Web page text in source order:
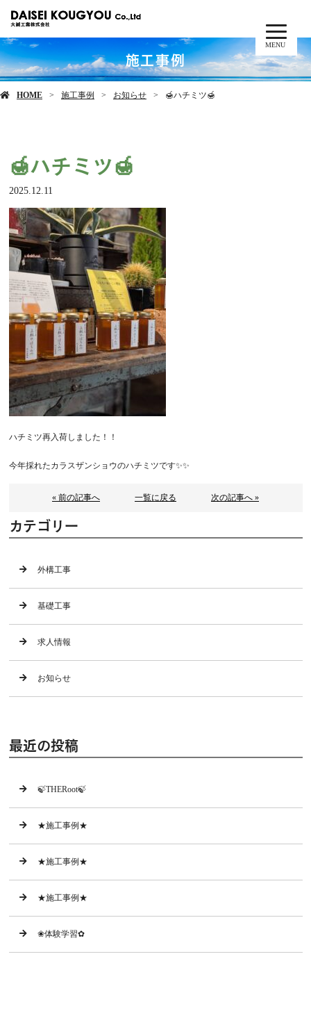
MENU
施工事例
HOME 施工事例 お知らせ 🍯ハチミツ🍯
🍯ハチミツ🍯
2025.12.11
ハチミツ再入荷しました！！
今年採れたカラスザンショウのハチミツです✨✨
« 前の記事へ 一覧に戻る 次の記事へ »
カテゴリー
外構工事
基礎工事
求人情報
お知らせ
最近の投稿
🍃THERoot🍃
★施工事例★
★施工事例★
★施工事例★
❀体験学習✿